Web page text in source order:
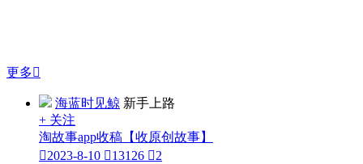
更多
海蓝时见鲸 新手上路
+ 关注
淘故事app收稿【收原创故事】
2023-8-10 13126 2